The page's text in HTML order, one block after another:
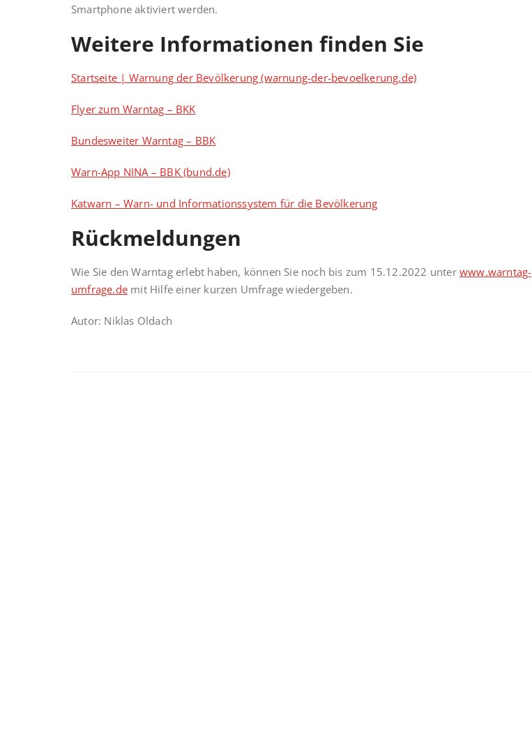
Smartphone aktiviert werden.
Weitere Informationen finden Sie
Startseite | Warnung der Bevölkerung (warnung-der-bevoelkerung.de)
Flyer zum Warntag – BKK
Bundesweiter Warntag – BBK
Warn-App NINA – BBK (bund.de)
Katwarn – Warn- und Informationssystem für die Bevölkerung
Rückmeldungen
Wie Sie den Warntag erlebt haben, können Sie noch bis zum 15.12.2022 unterwww.warntag-
umfrage.de mit Hilfe einer kurzen Umfrage wiedergeben.
Autor: Niklas Oldach